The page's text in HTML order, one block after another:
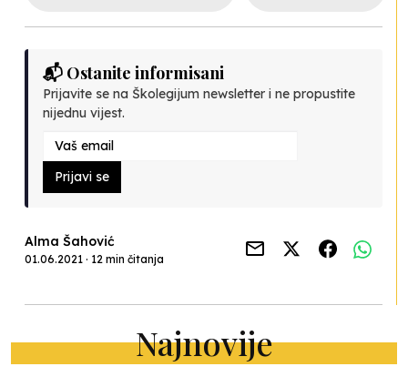
📬 Ostanite informisani
Prijavite se na Školegijum newsletter i ne propustite
nijednu vijest.
Prijavi se
Alma Šahović
01.06.2021 · 12 min čitanja
Najnovije